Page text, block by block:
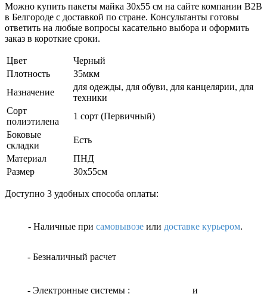
Можно купить пакеты майка 30x55 см на сайте компании В2В
в Белгороде с доставкой по стране. Консультанты готовы
ответить на любые вопросы касательно выбора и оформить
заказ в короткие сроки.
Цвет
Черный
Плотность
35мкм
Назначение
для одежды, для обуви, для канцелярии, для
техники
Сорт
полиэтилена
1 сорт (Первичный)
Боковые
складки
Есть
Материал
ПНД
Размер
30x55см
Доступно 3 удобных способа оплаты:
- Наличные при самовывозе или доставке курьером.
- Безналичный расчет
- Электронные системы : и